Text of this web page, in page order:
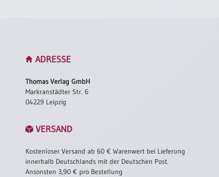
ADRESSE
Thomas Verlag GmbH
Markranstädter Str. 6
04229 Leipzig
VERSAND
Kostenloser Versand ab 60 € Warenwert bei Lieferung
innerhalb Deutschlands mit der Deutschen Post.
Ansonsten 3,90 € pro Bestellung